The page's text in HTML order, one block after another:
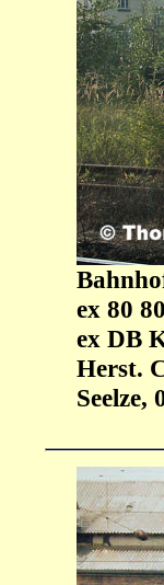
ex 80
ex DB
Herst.
Seelze,